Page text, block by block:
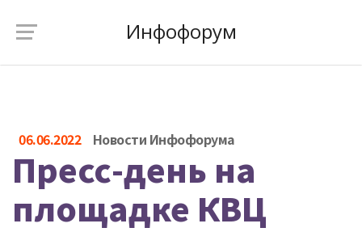
Инфофорум
06.06.2022 Новости Инфофорума
Пресс-день на
площадке КВЦ